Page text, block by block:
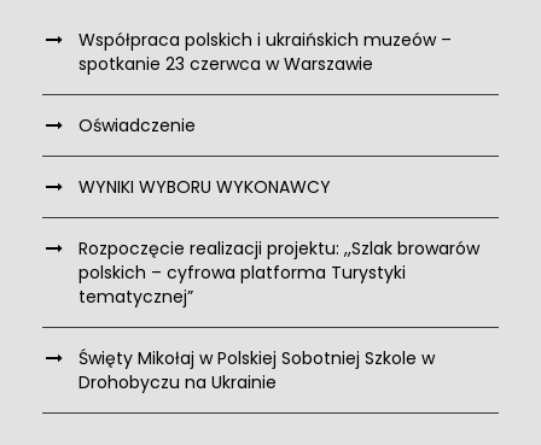
Współpraca polskich i ukraińskich muzeów –
spotkanie 23 czerwca w Warszawie
Oświadczenie
WYNIKI WYBORU WYKONAWCY
Rozpoczęcie realizacji projektu: ,,Szlak browarów
polskich – cyfrowa platforma Turystyki
tematycznej”
Święty Mikołaj w Polskiej Sobotniej Szkole w
Drohobyczu na Ukrainie